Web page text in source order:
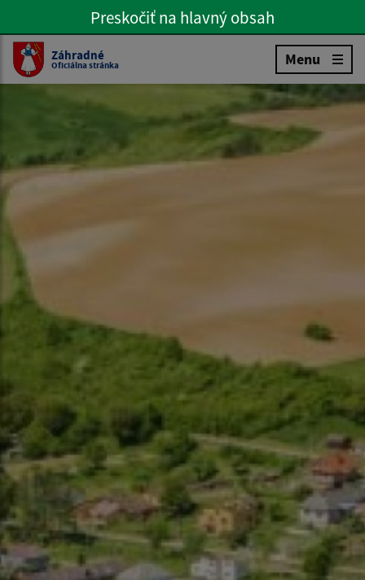
Preskočiť na hlavné menu
Preskočiť na hlavný obsah
Slovenčina
Záhradné
Oficiálna stránka Menu